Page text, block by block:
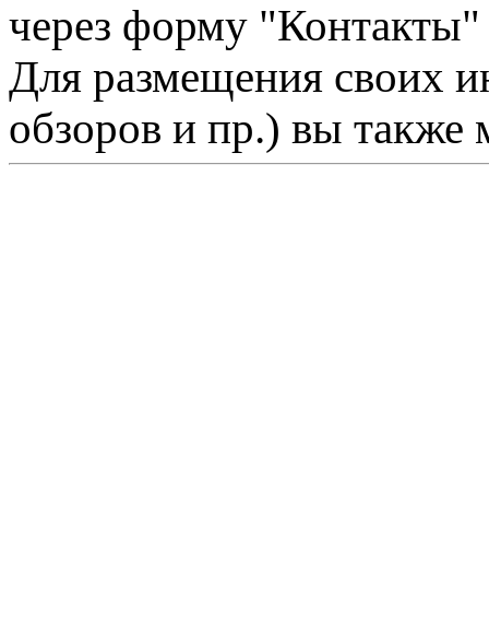
через форму "Контакты"
Для размещения своих
обзоров и пр.) вы также